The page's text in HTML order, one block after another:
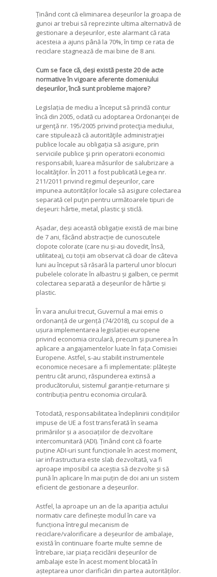
Ținând cont că eliminarea deșeurilor la groapa de
gunoi ar trebui să reprezinte ultima alternativă de
gestionare a deșeurilor, este alarmant că rata
acesteia a ajuns până la 70%, în timp ce rata de
reciclare stagnează de mai bine de 8 ani.
Cum se face că, deși există peste 20 de acte
normative în vigoare aferente domeniului
deșeurilor, încă sunt probleme majore?
Legislația de mediu a început să prindă contur
încă din 2005, odată cu adoptarea Ordonanţei de
urgenţă nr. 195/2005 privind protecţia mediului,
care stipulează că autorităţile administraţiei
publice locale au obligația să asigure, prin
serviciile publice şi prin operatorii economici
responsabili, luarea măsurilor de salubrizare a
localităţilor. În 2011 a fost publicată Legea nr.
211/2011 privind regimul deşeurilor, care
impunea autorităților locale să asigure colectarea
separată cel puţin pentru următoarele tipuri de
deşeuri: hârtie, metal, plastic şi sticlă.
Așadar, deși această obligație există de mai bine
de 7 ani, făcând abstracție de cunoscutele
clopote colorate (care nu și-au dovedit, însă,
utilitatea), cu toții am observat că doar de câteva
luni au început să răsară la parterul unor blocuri
pubelele colorate în albastru și galben, ce permit
colectarea separată a deșeurilor de hârtie și
plastic.
În vara anului trecut, Guvernul a mai emis o
ordonanță de urgență (74/2018), cu scopul de a
ușura implementarea legislației europene
privind economia circulară, precum și punerea în
aplicare a angajamentelor luate în fața Comisiei
Europene. Astfel, s-au stabilit instrumentele
economice necesare a fi implementate: plătește
pentru cât arunci, răspunderea extinsă a
producătorului, sistemul garanție-returnare și
contribuția pentru economia circulară.
Totodată, responsabilitatea îndeplinirii condițiilor
impuse de UE a fost transferată în seama
primăriilor și a asociațiilor de dezvoltare
intercomunitară (ADI). Ținând cont că foarte
puține ADI-uri sunt funcționale în acest moment,
iar infrastructura este slab dezvoltată, va fi
aproape imposibil ca aceștia să dezvolte și să
pună în aplicare în mai puțin de doi ani un sistem
eficient de gestionare a deșeurilor.
Astfel, la aproape un an de la apariția actului
normativ care definește modul în care va
funcționa întregul mecanism de
reciclare/valorificare a deșeurilor de ambalaje,
există în continuare foarte multe semne de
întrebare, iar piața reciclării deșeurilor de
ambalaje este în acest moment blocată în
așteptarea unor clarificări din partea autorităților.